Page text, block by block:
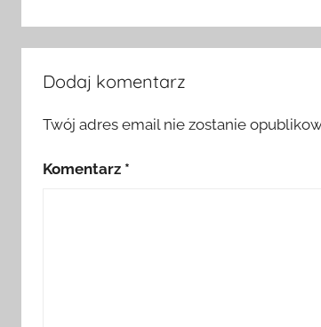
Dodaj komentarz
Twój adres email nie zostanie
Komentarz *